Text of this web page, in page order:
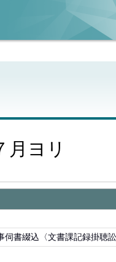
月ヨリ
書綴込〈文書課記録掛聴